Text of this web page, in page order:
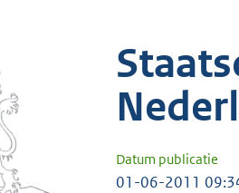
Datum publicatie
01-06-2011